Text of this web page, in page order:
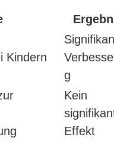
Kindern
g
Kein
Effekt